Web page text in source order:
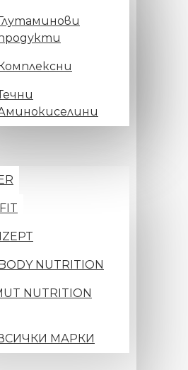
NUTRITION
NUTRITION
МАРКИ